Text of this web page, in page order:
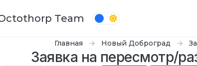
Team
Главная Новый Доброград
Заявка на пересмотр/